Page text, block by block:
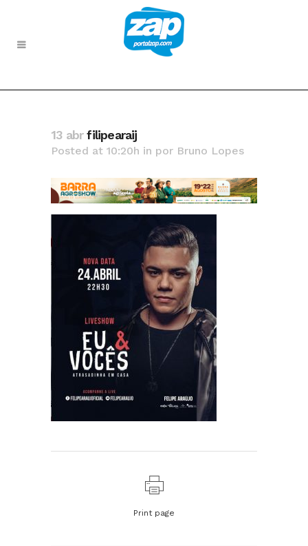
13 abrfilipearaij
Posted at 10:20h in por Bruno Lopes
Print page